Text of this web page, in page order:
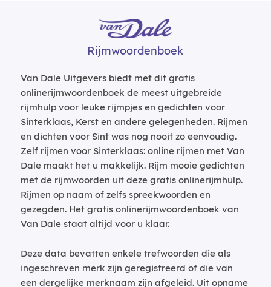
Rijmwoordenboek
Van Dale Uitgevers biedt met dit gratis
onlinerijmwoordenboek de meest uitgebreide
rijmhulp voor leuke rijmpjes en gedichten voor
Sinterklaas, Kerst en andere gelegenheden. Rijmen
en dichten voor Sint was nog nooit zo eenvoudig.
Zelf rijmen voor Sinterklaas: online rijmen met Van
Dale maakt het u makkelijk. Rijm mooie gedichten
met de rijmwoorden uit deze gratis onlinerijmhulp.
Rijmen op naam of zelfs spreekwoorden en
gezegden. Het gratis onlinerijmwoordenboek van
Van Dale staat altijd voor u klaar.
Deze data bevatten enkele trefwoorden die als
ingeschreven merk zijn geregistreerd of die van
een dergelijke merknaam zijn afgeleid. Uit opname